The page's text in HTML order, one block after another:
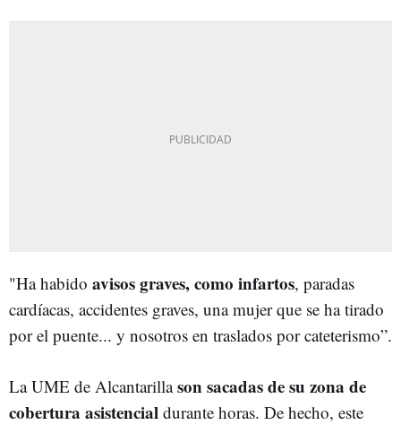
"Ha habido avisos graves, como infartos, paradas
cardíacas, accidentes graves, una mujer que se ha tirado
por el puente... y nosotros en traslados por cateterismo”.
La UME de Alcantarillason sacadas de su zona de
cobertura asistencial durante horas. De hecho, este